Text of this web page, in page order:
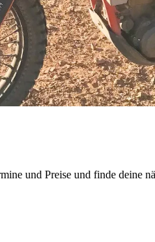
und Preise und finde deine